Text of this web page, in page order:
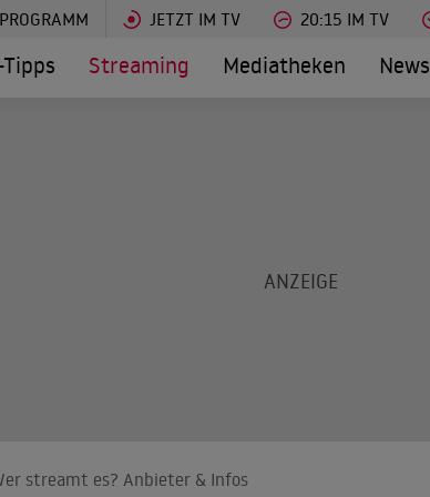
JETZT IM TV 20:15 IM TV
Tipps Streaming Mediatheken News
streamt es? Anbieter & Infos